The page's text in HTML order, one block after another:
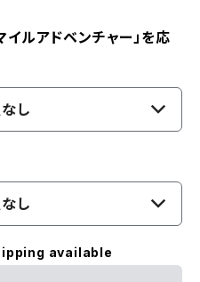
イルアドベンチャー」を応
し
し
available